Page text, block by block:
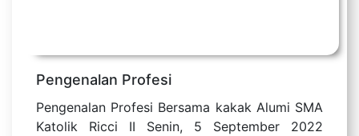
Pengenalan Profesi
Pengenalan Profesi Bersama kakak Alumi SMA
Katolik Ricci II Senin, 5 September 2022